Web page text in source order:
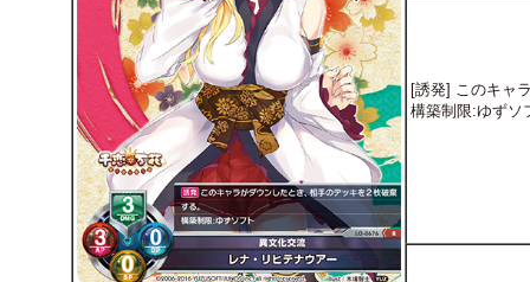
[誘発] このキャ
構築制限:ゆずソ